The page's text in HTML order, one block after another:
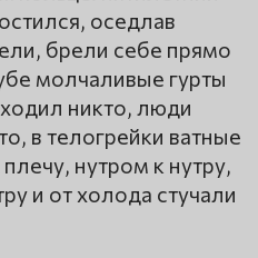
оседлав
брели себе прямо
молчаливые гурты
никто, люди
в телогрейки ватные
нутром к нутру,
и от холода стучали